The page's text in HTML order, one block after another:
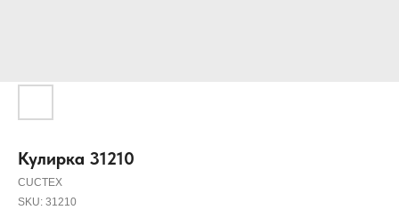
Кулирка 31210
CUCTEX
SKU: 31210